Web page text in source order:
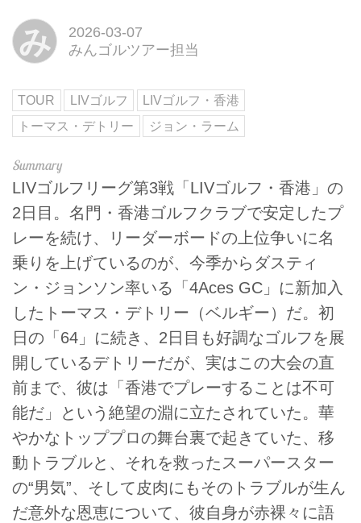
み
2026-03-07
みんゴルツアー担当
TOUR LIVゴルフ
LIVゴルフ・香港
トーマス・デトリー
ジョン・ラーム
LIVゴルフリーグ第3戦「LIVゴルフ・香港」の
2日目。名門・香港ゴルフクラブで安定したプ
レーを続け、リーダーボードの上位争いに名
乗りを上げているのが、今季からダスティ
ン・ジョンソン率いる「4Aces GC」に新加入
したトーマス・デトリー（ベルギー）だ。初
日の「64」に続き、2日目も好調なゴルフを展
開しているデトリーだが、実はこの大会の直
前まで、彼は「香港でプレーすることは不可
能だ」という絶望の淵に立たされていた。華
やかなトッププロの舞台裏で起きていた、移
動トラブルと、それを救ったスーパースター
の“男気”、そして皮肉にもそのトラブルが生ん
だ意外な恩恵について、彼自身が赤裸々に語